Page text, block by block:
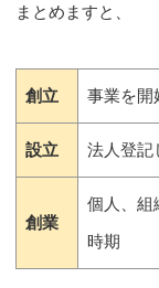
まとめますと、
創立 事業を開
設立 法人登記
創業
個人、組
時期